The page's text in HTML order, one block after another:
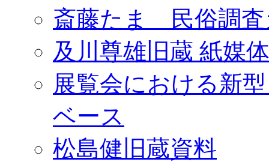
斎藤たま 民俗調査
及川尊雄旧蔵 紙媒
展覧会における新
ベース
松島健旧蔵資料